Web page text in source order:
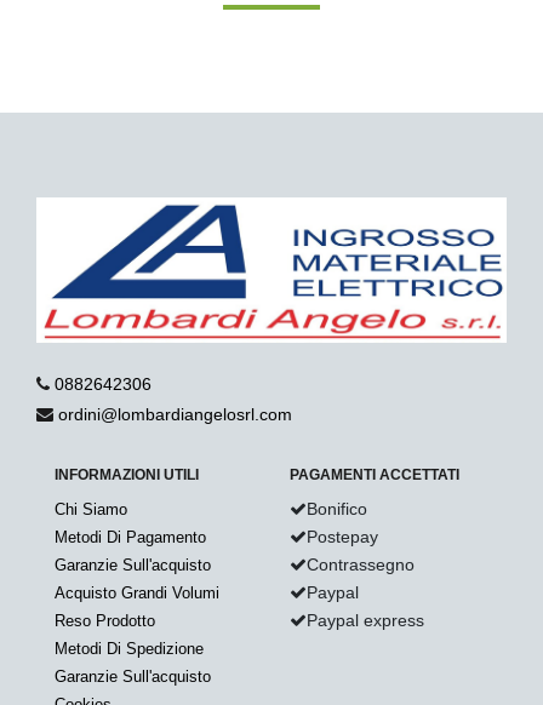
0882642306
ordini@lombardiangelosrl.com
INFORMAZIONI UTILI
Chi Siamo
Metodi Di Pagamento
Garanzie Sull'acquisto
Acquisto Grandi Volumi
Reso Prodotto
Metodi Di Spedizione
Garanzie Sull'acquisto
PAGAMENTI ACCETTATI
Bonifico
Postepay
Contrassegno
Paypal
Paypal express